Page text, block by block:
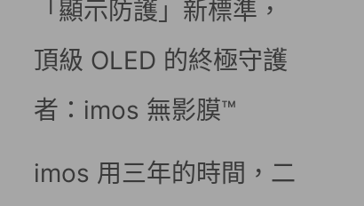
「顯示防護」新標準，
頂級 OLED 的終極守護
者：imos 無影膜™
imos 用三年的時間，二